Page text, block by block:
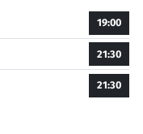
19:00
21:30
21:30